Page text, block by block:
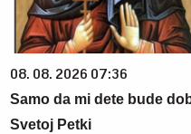
08. 08. 2026 07:36
Samo da mi dete bude
Svetoj Petki